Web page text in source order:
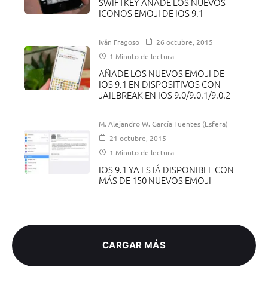
ICONOS EMOJI DE IOS 9.1
Iván Fragoso
26 octubre, 2015
1 Minuto de lectura
AÑADE LOS NUEVOS EMOJI DE
IOS 9.1 EN DISPOSITIVOS CON
JAILBREAK EN IOS 9.0/9.0.1/9.0.2
M. Alejandro W. García Fuentes (Esfera)
21 octubre, 2015
1 Minuto de lectura
IOS 9.1 YA ESTÁ DISPONIBLE CON
MÁS DE 150 NUEVOS EMOJI
CARGAR MÁS